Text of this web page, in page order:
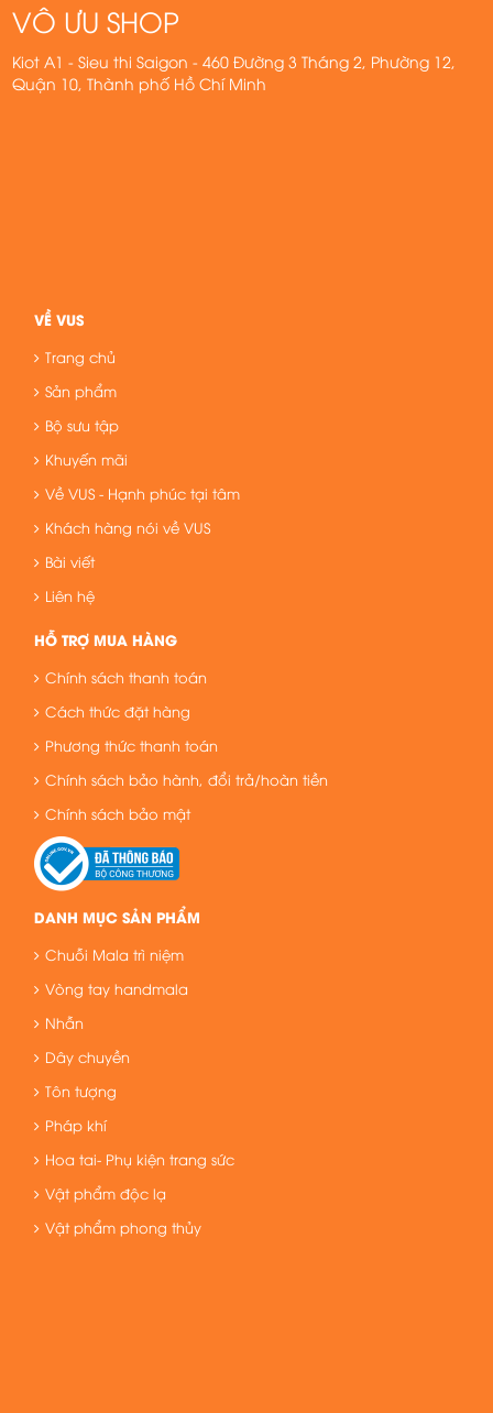
VÔ ƯU SHOP
Kiot A1 - Sieu thi Saigon - 460 Đường 3 Tháng 2, Phường 12,
Quận 10, Thành phố Hồ Chí Minh
VỀ VUS
Trang chủ
Sản phẩm
Bộ sưu tập
Khuyến mãi
Về VUS - Hạnh phúc tại tâm
Khách hàng nói về VUS
Bài viết
Liên hệ
HỖ TRỢ MUA HÀNG
Chính sách thanh toán
Cách thức đặt hàng
Phương thức thanh toán
Chính sách bảo hành, đổi trả/hoàn tiền
Chính sách bảo mật
DANH MỤC SẢN PHẨM
Chuỗi Mala trì niệm
Vòng tay handmala
Nhẫn
Dây chuyền
Tôn tượng
Pháp khí
Hoa tai- Phụ kiện trang sức
Vật phẩm độc lạ
Vật phẩm phong thủy